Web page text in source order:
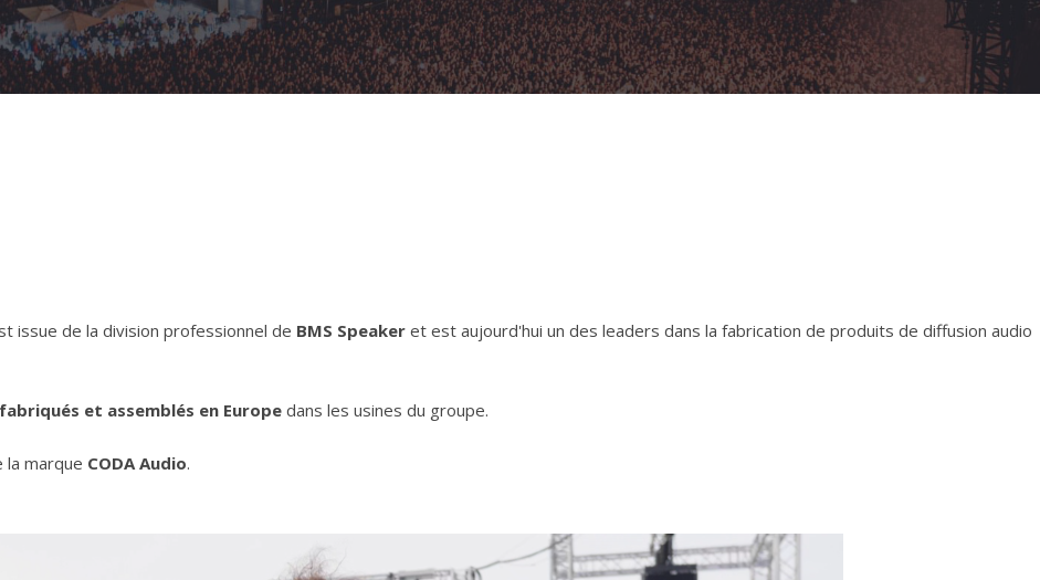
issue de la division professionnel de BMS Speaker et est aujourd'hui un des leaders dans la fabrication de produits de diffusion audio
fabriqués et assemblés en Europe dans les usines du groupe.
la marque CODA Audio.